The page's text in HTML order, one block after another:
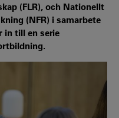
(FLR), och Nationellt
(NFR) i samarbete
in till en serie